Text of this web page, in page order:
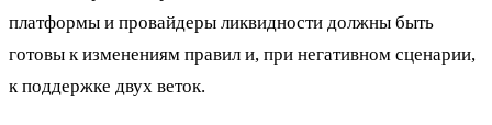
платформы и провайдеры ликвидности должны быть
готовы к изменениям правил и, при негативном сценарии,
к поддержке двух веток.